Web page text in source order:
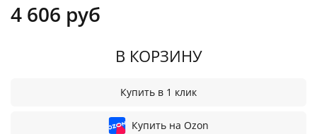
4 606 руб
В КОРЗИНУ
Купить в 1 клик
Купить на Ozon